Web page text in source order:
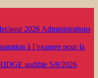
aout 2026 Administrations
à l’examen pour la
audible 5/8/2026